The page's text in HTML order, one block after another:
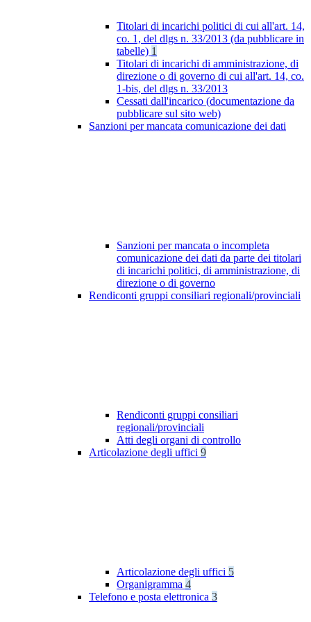
Titolari di incarichi politici di cui all'art. 14,
co. 1, del dlgs n. 33/2013 (da pubblicare in
tabelle) 1
Titolari di incarichi di amministrazione, di
direzione o di governo di cui all'art. 14, co.
1-bis, del dlgs n. 33/2013
Cessati dall'incarico (documentazione da
pubblicare sul sito web)
Sanzioni per mancata comunicazione dei dati
Sanzioni per mancata o incompleta
comunicazione dei dati da parte dei titolari
di incarichi politici, di amministrazione, di
direzione o di governo
Rendiconti gruppi consiliari regionali/provinciali
Rendiconti gruppi consiliari
regionali/provinciali
Atti degli organi di controllo
Articolazione degli uffici 9
Articolazione degli uffici 5
Organigramma 4
Telefono e posta elettronica 3